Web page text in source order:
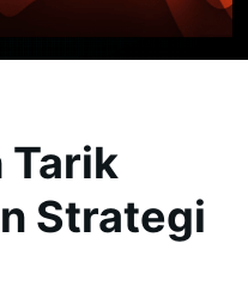
Tarik
Strategi